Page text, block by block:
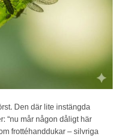
Den där lite instängda
“nu mår någon dåligt här
frottéhanddukar – silvriga